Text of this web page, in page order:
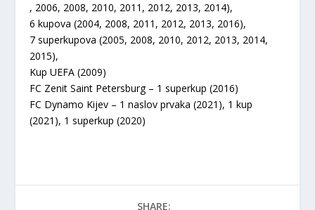
, 2006, 2008, 2010, 2011, 2012, 2013, 2014),
6 kupova (2004, 2008, 2011, 2012, 2013, 2016),
7 superkupova (2005, 2008, 2010, 2012, 2013, 2014,
2015),
Kup UEFA (2009)
FC Zenit Saint Petersburg – 1 superkup (2016)
FC Dynamo Kijev – 1 naslov prvaka (2021), 1 kup
(2021), 1 superkup (2020)
SHARE: